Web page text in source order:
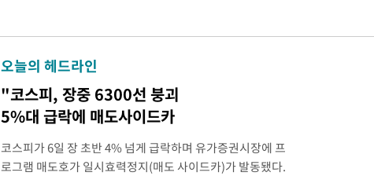
오늘의 헤드라인
"코스피, 장중 6300선 붕괴
5%대 급락에 매도사이드카
코스피가 6일 장 초반 4% 넘게 급락하며 유가증권시장에 프
로그램 매도호가 일시효력정지(매도 사이드카)가 발동됐다.